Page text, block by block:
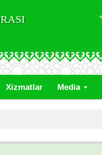
Xizmatlar Media